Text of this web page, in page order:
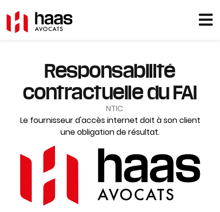
Responsabilité
contractuelle du FAI
NTIC
Le fournisseur d'accès internet doit à son client
une obligation de résultat.